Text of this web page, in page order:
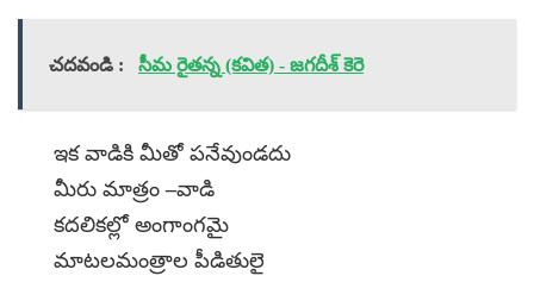
చదవండి : సీమ రైతన్న (కవిత) - జగదీశ్ కెరె
ఇక వాడికి మీతో పనేవుండదు
మీరు మాత్రం –వాడి
కదలికల్లో అంగాంగమై
మాటలమంత్రాల పీడితులై